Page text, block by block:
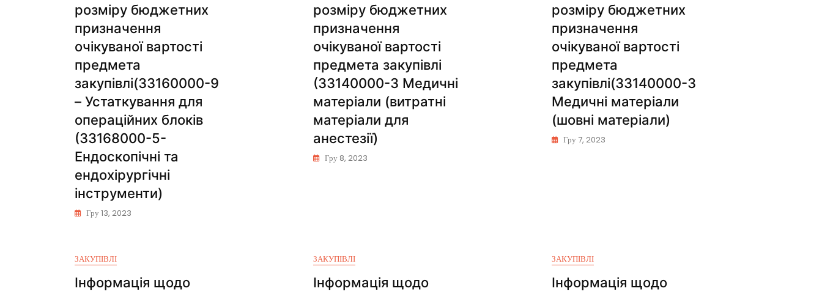
розміру бюджетних
призначення
очікуваної вартості
предмета
закупівлі(33160000-9
– Устаткування для
операційних блоків
(33168000-5-
Ендоскопічні та
ендохірургічні
інструменти)
Гру 13, 2023
розміру бюджетних
призначення
очікуваної вартості
предмета закупівлі
(33140000-3 Медичні
матеріали (витратні
матеріали для
анестезії)
Гру 8, 2023
розміру бюджетних
призначення
очікуваної вартості
предмета
закупівлі(33140000-3
Медичні матеріали
(шовні матеріали)
Гру 7, 2023
ЗАКУПІВЛІ
Інформація щодо
ЗАКУПІВЛІ
Інформація щодо
ЗАКУПІВЛІ
Інформація щодо